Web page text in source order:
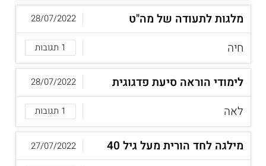
מלגות לתעודה של מה"ט
חיה
1 תגובות
28/07/2022
לימודי הוראה סיעת פדגוגית
לאה
1 תגובות
28/07/2022
מילגה לחד הורית מעל גיל 40
27/07/2022